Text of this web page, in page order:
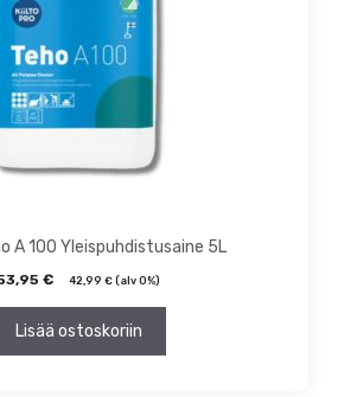
A 100 Yleispuhdistusaine 5L
€ 42,99 € (alv 0%)
Lisää ostoskoriin